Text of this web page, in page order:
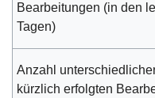
Bearbeitungen (in den
Tagen)
Anzahl
kürzlich erfolgten